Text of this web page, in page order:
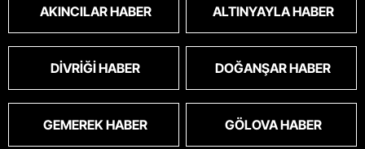
AKINCILAR HABER ALTINYAYLA HABER
DIVRIĞI HABER DOĞANŞAR HABER
GEMEREK HABER GÖLOVA HABER